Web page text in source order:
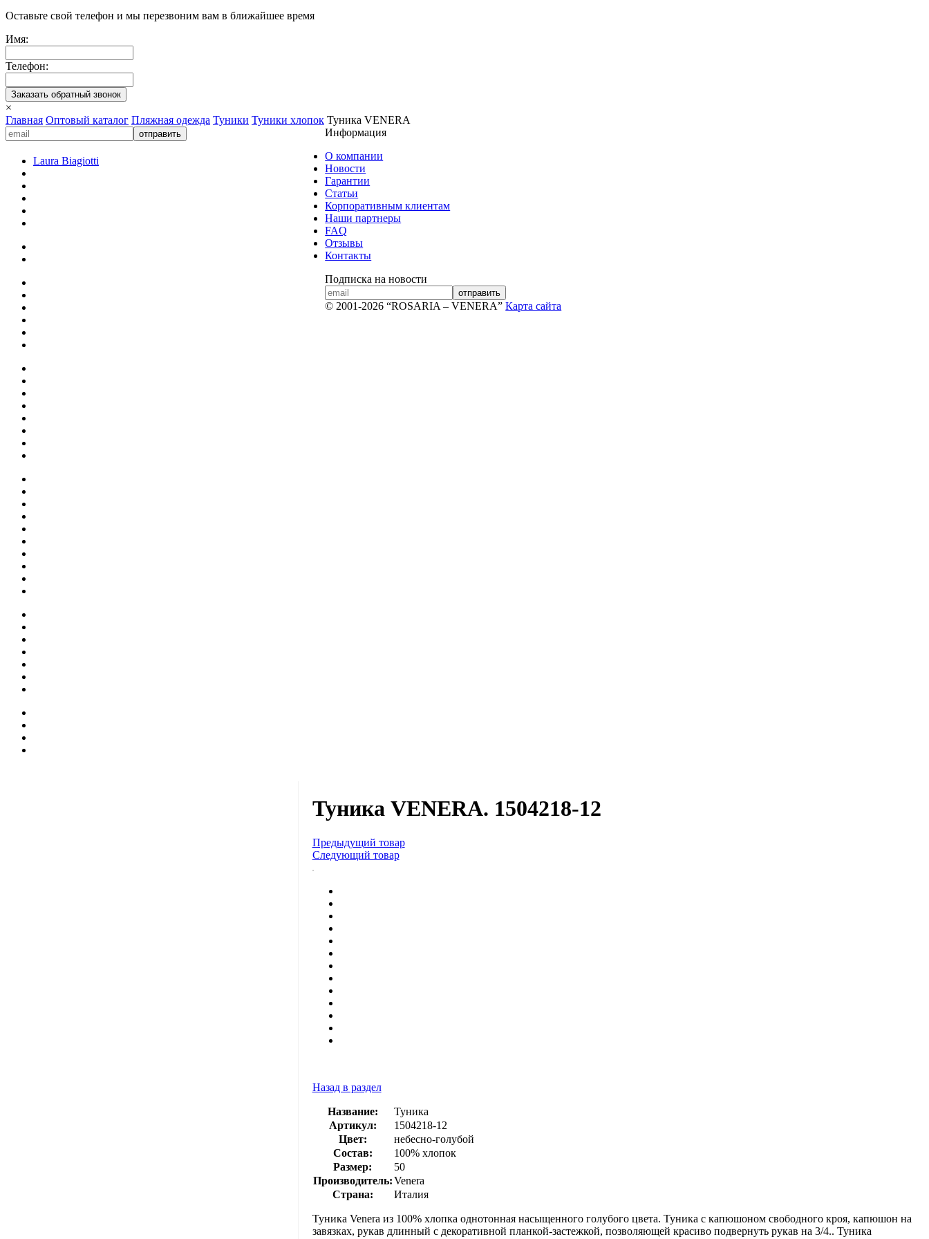
Оставьте свой телефон и мы перезвоним вам в ближайшее время
Имя:
Телефон:
×
Главная Оптовый каталог Пляжная одежда Туники Туники хлопок Туника VENERA
Laura Biagiotti
Туника VENERA. 1504218-12
Предыдущий товар
Следующий товар
Назад в раздел
Название:
Туника
Артикул:
1504218-12
Цвет:
небесно-голубой
Состав:
100% хлопок
Размер:
50
Производитель:Venera
Страна:
Италия
Туника Venera из 100% хлопка однотонная насыщенного голубого цвета. Туника с капюшоном свободного кроя, капюшон на
завязках, рукав длинный с декоративной планкой-застежкой, позволяющей красиво подвернуть рукав на 3/4.. Туника
Информация
О компании
Новости
Гарантии
Статьи
Корпоративным клиентам
Наши партнеры
FAQ
Отзывы
Контакты
Подписка на новости
© 2001-2026 “ROSARIA – VENERA”Карта сайта